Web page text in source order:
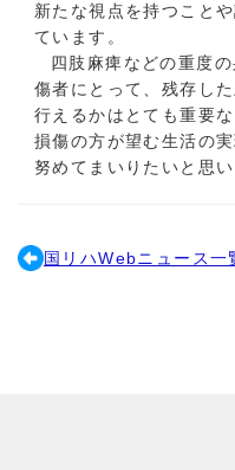
新たな視点を持つこと
ています。
四 肢麻痺などの重度
傷者にとって、残存し
行えるかはとても重要
損傷の方が望む生活の
努めてまいりたいと思い
国リハWebニュース一